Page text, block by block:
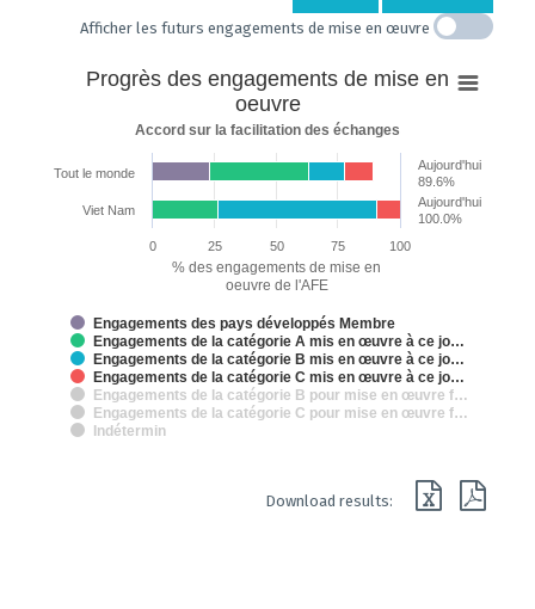
Afficher les futurs engagements de mise en œuvre
mise
Bar chart with 7 data series.
Accord sur la facilitation des échanges
The chart has 1 Y axis displaying % des engagements de mise en
% des engagements de mise en
oeuvre de l'AFE
Progrès des engagements de mise en
oeuvre
Accord sur la facilitation des échanges
Engagements des pays développés Membre
Engagements de la catégorie A mis en œuvre à ce jo…
Engagements de la catégorie B mis en œuvre à ce jo…
Engagements de la catégorie C mis en œuvre à ce jo…
Engagements de la catégorie B pour mise en œuvre f…
Engagements de la catégorie C pour mise en œuvre f…
Indétermin
Tout le monde
Viet Nam
Aujourd'hui
89.6%
Aujourd'hui
100.0%
0
100
25 50 75
Download results: